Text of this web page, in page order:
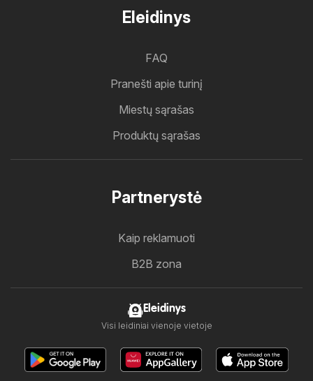
Eleidinys
FAQ
Pranešti apie turinį
Miestų sąrašas
Produktų sąrašas
Partnerystė
Kaip reklamuoti
B2B zona
Eleidinys
Visi leidiniai vienoje vietoje